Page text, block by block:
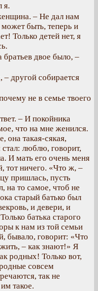
я.
– Не дал нам
быть, теперь и
Только детей нет, я
двое было, –
– другой собирается
не в семье твоего
– И покойника
что на мне женился.
она такая-сякая,
люблю, говорит,
И мать его очень меня
тот ничего. «Что ж, –
пришлась, пусть
на то самое, чтоб не
старый батько был
и девери, и
батька старого
к нам из той семьи
бывало, говорит: «Что
– как знают!» Я
родных! Только вот,
совсем
так не
такое.